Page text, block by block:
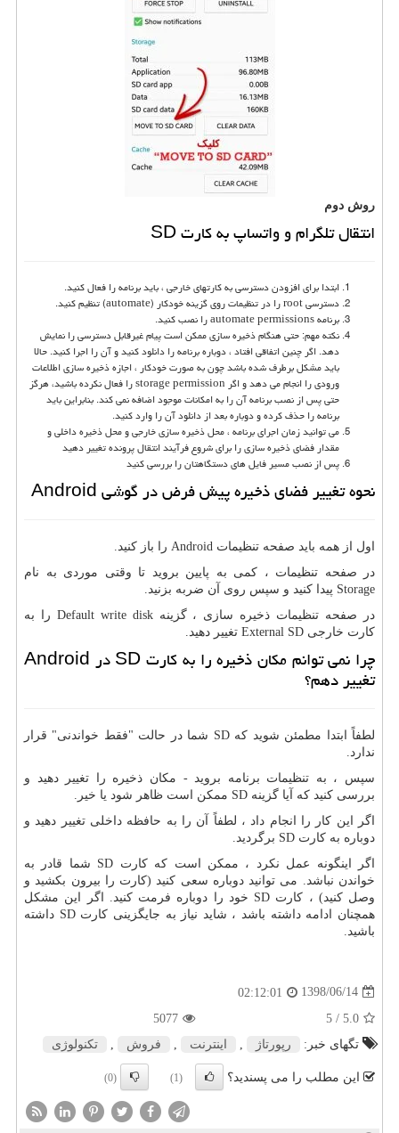
روش دوم
انتقال تلگرام و واتساپ به کارت SD
ابتدا برای افزودن دسترسی به کارتهای خارجی ، باید برنامه را فعال کنید.
دسترسی root را در تنظیمات روی گزینه خودکار (automate) تنظیم کنید.
برنامه automate permissions را نصب کنید.
نکته مهم: حتی هنگام ذخیره سازی ممکن است پیام غیرقابل دسترسی را نمایش
دهد. اگر چنین اتفاقی افتاد ، دوباره برنامه را دانلود کنید و آن را اجرا کنید. حالا
باید مشکل برطرف شده باشد چون به صورت خودکار ، اجازه ذخیره سازی اطلاعات
ورودی را انجام می دهد و اگر storage permission را فعال نکرده باشید، هرگز
حتی پس از نصب برنامه آن را به امکانات موجود اضافه نمی کند. بنابراین باید
برنامه را حذف کرده و دوباره بعد از دانلود آن را وارد کنید.
می توانید زمان اجرای برنامه ، محل ذخیره سازی خارجی و محل ذخیره داخلی و
مقدار فضای ذخیره سازی را برای شروع فرآیند انتقال پرونده تغییر دهید
پس از نصب مسیر فایل های دستگاهتان را بررسی کنید
نحوه تغییر فضای ذخیره پیش فرض در گوشی Android
اول از همه باید صفحه تنظیمات Android را باز کنید.
در صفحه تنظیمات ، کمی به پایین بروید تا وقتی موردی به نام
Storage پیدا کنید و سپس روی آن ضربه بزنید.
در صفحه تنظیمات ذخیره سازی ، گزینه Default write disk را به
کارت خارجی External SD تغییر دهید.
چرا نمی توانم مکان ذخیره را به کارت SD در Android
تغییر دهم؟
لطفاً ابتدا مطمئن شوید که SD شما در حالت "فقط خواندنی" قرار
ندارد.
سپس ، به تنظیمات برنامه بروید - مکان ذخیره را تغییر دهید و
بررسی کنید که آیا گزینه SD ممکن است ظاهر شود یا خیر.
اگر این کار را انجام داد ، لطفاً آن را به حافظه داخلی تغییر دهید و
دوباره به کارت SD برگردید.
اگر اینگونه عمل نکرد ، ممکن است که کارت SD شما قادر به
خواندن نباشد. می توانید دوباره سعی کنید (کارت را بیرون بکشید و
وصل کنید) ، کارت SD خود را دوباره فرمت کنید. اگر این مشکل
همچنان ادامه داشته باشد ، شاید نیاز به جایگزینی کارت SD داشته
باشید.
1398/06/14
02:12:01
5.0
/ 5
5077
تگهای خبر:
رپورتاژ , اینترنت , فروش , تكنولوژی
این مطلب را می پسندید؟ (1)
(0)